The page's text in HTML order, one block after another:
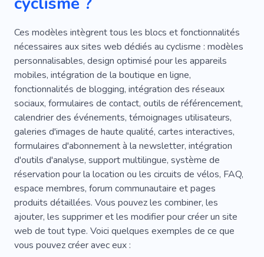
Ces modèles intègrent tous les blocs et fonctionnalités
nécessaires aux sites web dédiés au cyclisme : modèles
personnalisables, design optimisé pour les appareils
mobiles, intégration de la boutique en ligne,
fonctionnalités de blogging, intégration des réseaux
sociaux, formulaires de contact, outils de référencement,
calendrier des événements, témoignages utilisateurs,
galeries d'images de haute qualité, cartes interactives,
formulaires d'abonnement à la newsletter, intégration
d'outils d'analyse, support multilingue, système de
réservation pour la location ou les circuits de vélos, FAQ,
espace membres, forum communautaire et pages
produits détaillées. Vous pouvez les combiner, les
ajouter, les supprimer et les modifier pour créer un site
web de tout type. Voici quelques exemples de ce que
vous pouvez créer avec eux :